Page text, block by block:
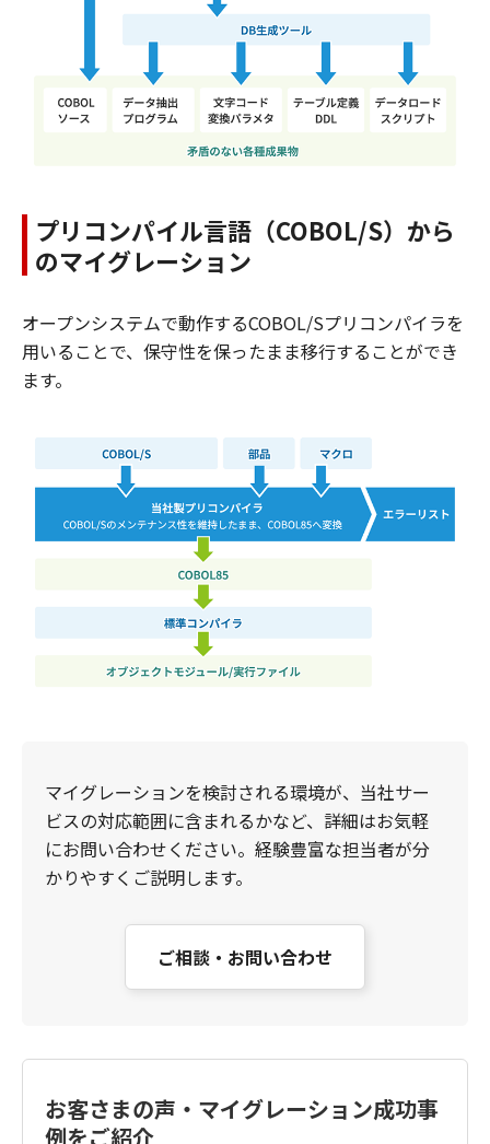
プリコンパイル言語（COBOL/S）から
のマイグレーション
オープンシステムで動作するCOBOL/Sプリコンパイラを
用いることで、保守性を保ったまま移行することができ
ます。
マイグレーションを検討される環境が、当社サー
ビスの対応範囲に含まれるかなど、詳細はお気軽
にお問い合わせください。経験豊富な担当者が分
かりやすくご説明します。
ご相談・お問い合わせ
お客さまの声・マイグレーション成功事
例をご紹介